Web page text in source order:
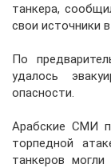
танкера,
свои источники в
По
удалось
опасности.
Арабские СМИ
торпедной
танкеров